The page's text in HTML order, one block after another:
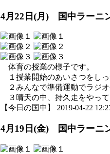
4月22日(月) 国中ラーニ
体育の授業の様子です。
１授業開始のあいさつをしっ
２みんなで準備運動でラジオ
３晴天の中、持久走をやって
【今日の国中】 2019-04-22
4月19日(金) 国中ラーニ